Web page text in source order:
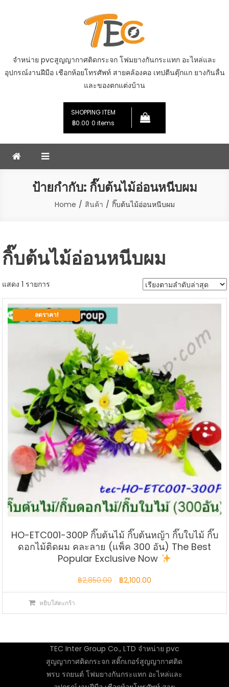
จำหน่าย pvcสูญญากาศติดกระจก โฟมยางกันกระแทก อะไหล่และ
อุปกรณ์งานฝีมือ เชือกห้อยโทรศัพท์ สายคล้องคอ เทปตีนตุ๊กแก ยางกันลื่น
และของตกแต่งบ้าน
SHOPPING ITEM
฿0.00 0 items
ป้ายกำกับ: กิ๊บต้นไม้อ่อนหนีบผม
Home สินค้า กิ๊บต้นไม้อ่อนหนีบผม
กิ๊บต้นไม้อ่อนหนีบผม
แสดง 1 รายการ
ลดราคา!
HO-ETC001-300P กิ๊บต้นไม้ กิ๊บต้นหญ้า กิ๊บใบไม้ กิ๊บ
ดอกไม้ติดผม คละลาย (แพ็ค 300 อัน) The Best
Popular Exclusive Now
฿2,850.00
Original
price
฿2,100.00
price
หยิบใส่ตะกร้า
TEC Inter Group Co., LTD จำหน่าย pvc
สูญญากาศติดกระจก สติ๊กเกอร์สูญญากาศติด
พรบ รถยนต์ โฟมยางกันกระแทก อะไหล่และ